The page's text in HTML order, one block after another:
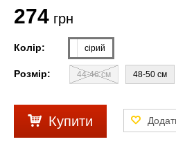
274 грн
Колір: сірий
Розмір: 44-46 см 48-50 см
Купити